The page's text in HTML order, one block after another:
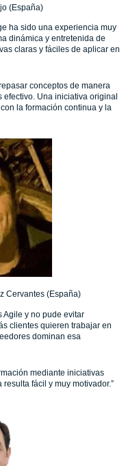
(España)
ha sido una experiencia muy
dinámica y entretenida de
claras y fáciles de aplicar en
conceptos de manera
Una iniciativa original
la formación continua y la
Cervantes (España)
Agile y no pude evitar
clientes quieren trabajar en
dominan esa
mediante iniciativas
fácil y muy motivador.”